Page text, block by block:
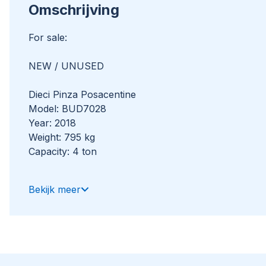
Omschrijving
For sale:
NEW / UNUSED
Dieci Pinza Posacentine
Model: BUD7028
Year: 2018
Weight: 795 kg
Capacity: 4 ton
Equipment designed to position the centering arches
Bekijk meer